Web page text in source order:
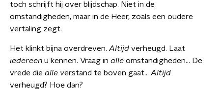
toch schrijft hij over blijdschap. Niet in de
omstandigheden, maar in de Heer, zoals een oudere
vertaling zegt.
Het klinkt bijna overdreven. Altijd verheugd. Laat
iedereen u kennen. Vraag in alle omstandigheden… De
vrede die alle verstand te boven gaat… Altijd
verheugd? Hoe dan?